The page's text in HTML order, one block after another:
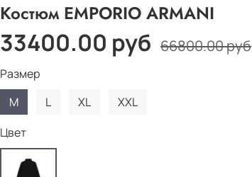
Костюм EMPORIO ARMANI
33400.00 руб 66800.00 руб
Размер
M
L XL
XXL
Цвет